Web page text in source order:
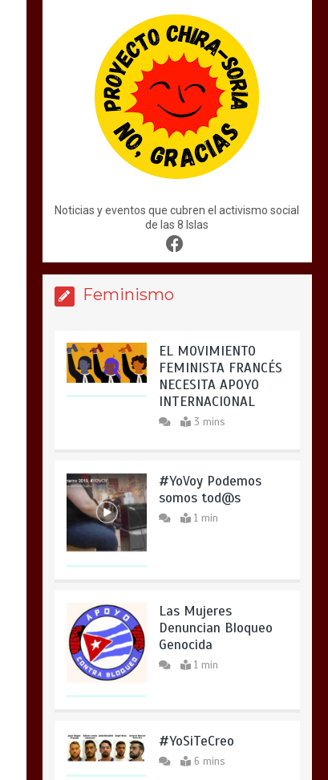
Noticias y eventos que cubren el activismo social
de las 8 Islas
Feminismo
EL MOVIMIENTO
FEMINISTA FRANCÉS
NECESITA APOYO
INTERNACIONAL
3 mins
#YoVoy Podemos
somos tod@s
1 min
Las Mujeres
Denuncian Bloqueo
Genocida
1 min
#YoSiTeCreo
6 mins